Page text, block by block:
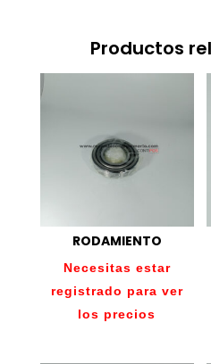
Productos
RODAMIENTO
Necesitas estar
registrado para ver
los precios